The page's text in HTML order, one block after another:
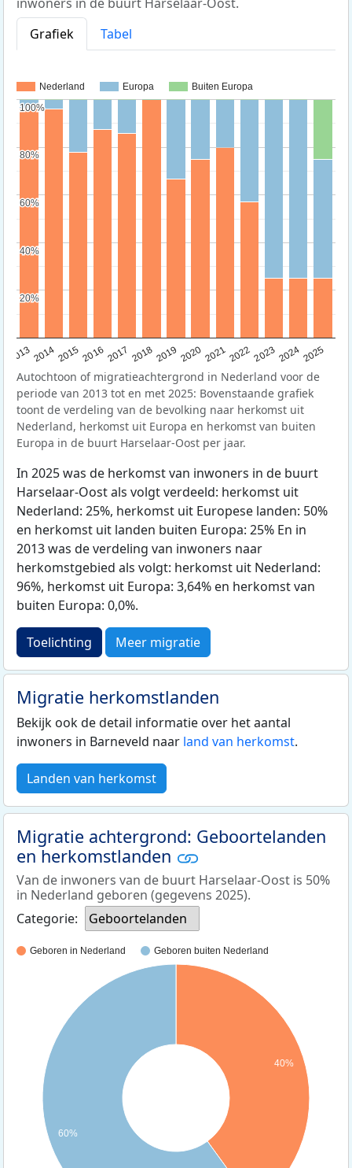
Grafiek
Tabel
Nederland Europa Buiten Europa
20132014201520162017 20182019 202020212022202320242025
20%
20%
40%
40%
60%
60%
80%
80%
100%
100%
Autochtoon of migratieachtergrond in Nederland voor de
periode van 2013 tot en met 2025: Bovenstaande grafiek
toont de verdeling van de bevolking naar herkomst uit
Nederland, herkomst uit Europa en herkomst van buiten
Europa in de buurt Harselaar-Oost per jaar.
In 2025 was de herkomst van inwoners in de buurt
Harselaar-Oost als volgt verdeeld: herkomst uit
Nederland: 25%, herkomst uit Europese landen: 50%
en herkomst uit landen buiten Europa: 25% En in
2013 was de verdeling van inwoners naar
herkomstgebied als volgt: herkomst uit Nederland:
96%, herkomst uit Europa: 3,64% en herkomst van
buiten Europa: 0,0%.
Toelichting Meer migratie
Migratie herkomstlanden
Bekijk ook de detail informatie over het aantal
inwoners in Barneveld naar land van herkomst.
Landen van herkomst
Migratie achtergrond: Geboortelanden
en herkomstlanden
Van de inwoners van de buurt Harselaar-Oost is 50%
in Nederland geboren (gegevens 2025).
Categorie:
Geboortelanden
Geboren in Nederland Geboren buiten Nederland
40%
60%